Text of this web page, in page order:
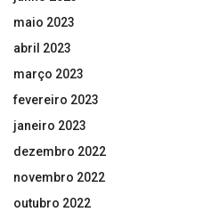
maio 2023
abril 2023
março 2023
fevereiro 2023
janeiro 2023
dezembro 2022
novembro 2022
outubro 2022